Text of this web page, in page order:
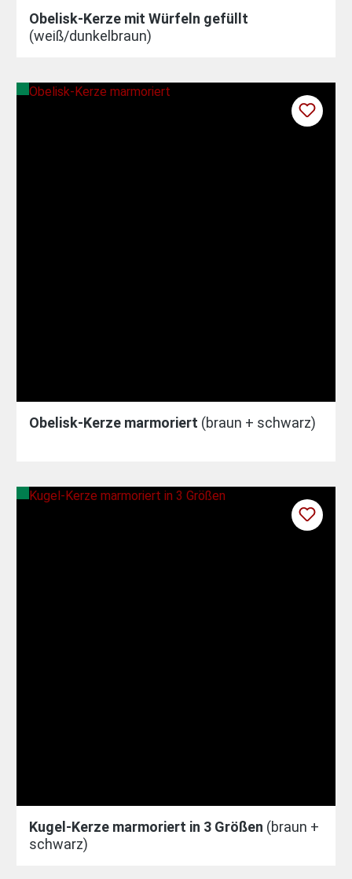
Obelisk-Kerze mit Würfeln gefüllt
(weiß/dunkelbraun)
Obelisk-Kerze marmoriert (braun + schwarz)
Kugel-Kerze marmoriert in 3 Größen (braun +
schwarz)